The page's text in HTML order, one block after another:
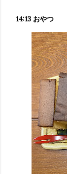
14:13 おやつ